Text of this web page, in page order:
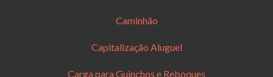
Caminhão
Capitalização Aluguel
Carga para Guinchos e Reboques